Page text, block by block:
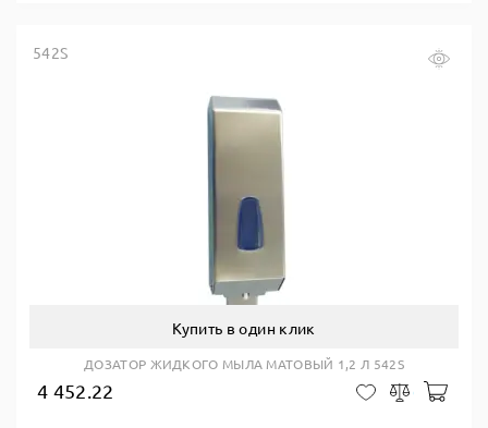
542S
Купить в один клик
ДОЗАТОР ЖИДКОГО МЫЛА МАТОВЫЙ 1,2 Л 542S
4 452.22 В закладки
Сравнить